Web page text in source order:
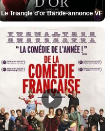
Le Triangle d'or Bande-annonce VF